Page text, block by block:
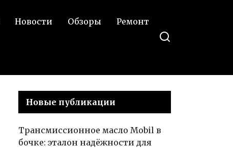
Новости Обзоры Ремонт
Новые публикации
Трансмиссионное масло Mobil в
бочке: эталон надёжности для